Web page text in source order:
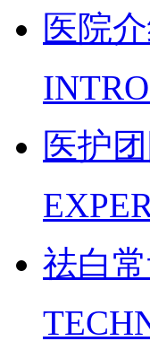
医院
医护
祛白